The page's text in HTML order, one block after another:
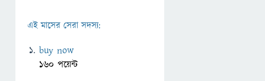
এই মাসের সেরা সদস্য:
buy now
160 পয়েন্ট